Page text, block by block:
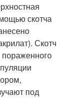
скотча
Скотч
пораженного
под